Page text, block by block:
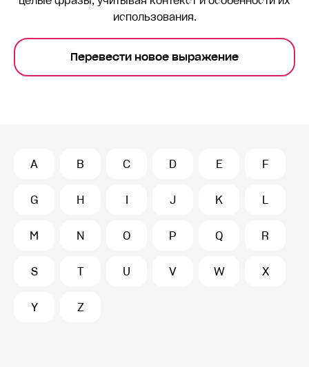
использования.
Перевести новое выражение
A B C D E F
G H I J K L
M N O P Q R
S T U V W X
Y Z